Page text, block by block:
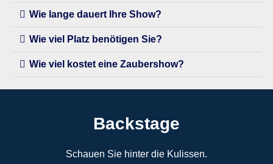
Wie lange dauert Ihre Show?
Wie viel Platz benötigen Sie?
Wie viel kostet eine Zaubershow?
Backstage
Schauen Sie hinter die Kulissen.